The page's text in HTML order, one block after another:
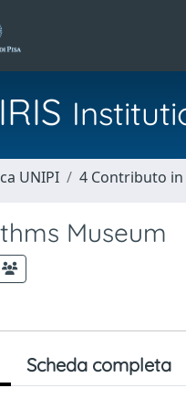
UNIPI 4 Contributo
Museum
Scheda completa